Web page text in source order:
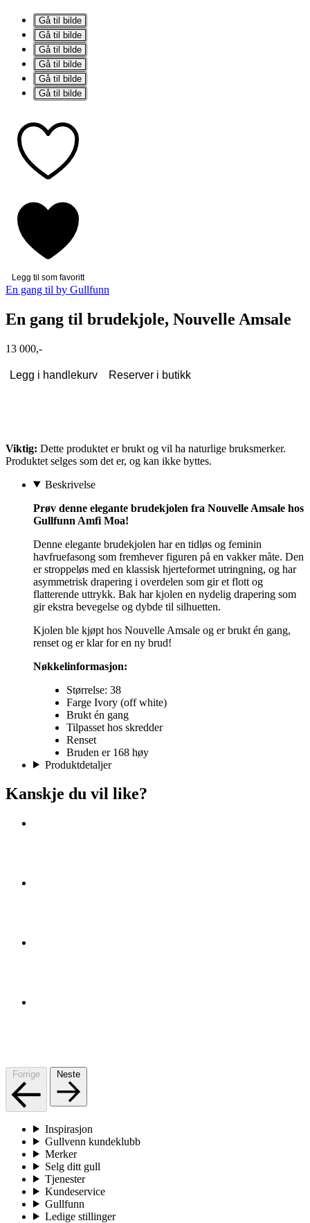
Gå til bilde
Gå til bilde
Gå til bilde
Gå til bilde
Gå til bilde
Gå til bilde
Legg til som favoritt
En gang til by Gullfunn
En gang til brudekjole, Nouvelle Amsale
13 000,-
Legg i handlekurv Reserver i butikk
Viktig: Dette produktet er brukt og vil ha naturlige bruksmerker.
Produktet selges som det er, og kan ikke byttes.
Beskrivelse
Prøv denne elegante brudekjolen fra Nouvelle Amsale hos
Gullfunn Amfi Moa!
Denne elegante brudekjolen har en tidløs og feminin
havfruefasong som fremhever figuren på en vakker måte. Den
er stroppeløs med en klassisk hjerteformet utringning, og har
asymmetrisk drapering i overdelen som gir et flott og
flatterende uttrykk. Bak har kjolen en nydelig drapering som
gir ekstra bevegelse og dybde til silhuetten.
Kjolen ble kjøpt hos Nouvelle Amsale og er brukt én gang,
renset og er klar for en ny brud!
Nøkkelinformasjon:
Størrelse: 38
Farge Ivory (off white)
Brukt én gang
Tilpasset hos skredder
Renset
Bruden er 168 høy
Produktdetaljer
Kanskje du vil like?
Forrige Neste
Inspirasjon
Gullvenn kundeklubb
Merker
Selg ditt gull
Tjenester
Kundeservice
Gullfunn
Ledige stillinger